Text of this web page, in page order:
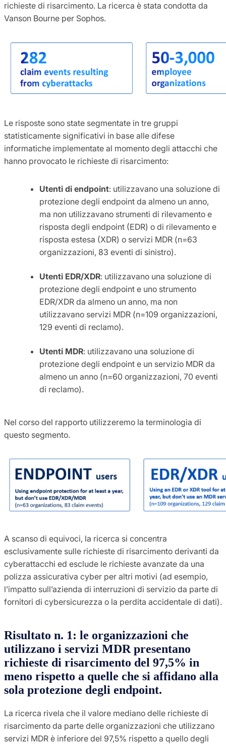
richieste di risarcimento. La ricerca è stata condotta da
Vanson Bourne per Sophos.
Le risposte sono state segmentate in tre gruppi
statisticamente significativi in base alle difese
informatiche implementate al momento degli attacchi che
hanno provocato le richieste di risarcimento:
Utenti di endpoint: utilizzavano una soluzione di
protezione degli endpoint da almeno un anno,
ma non utilizzavano strumenti di rilevamento e
risposta degli endpoint (EDR) o di rilevamento e
risposta estesa (XDR) o servizi MDR (n=63
organizzazioni, 83 eventi di sinistro).
Utenti EDR/XDR: utilizzavano una soluzione di
protezione degli endpoint e uno strumento
EDR/XDR da almeno un anno, ma non
utilizzavano servizi MDR (n=109 organizzazioni,
129 eventi di reclamo).
Utenti MDR: utilizzavano una soluzione di
protezione degli endpoint e un servizio MDR da
almeno un anno (n=60 organizzazioni, 70 eventi
di reclamo).
Nel corso del rapporto utilizzeremo la terminologia di
questo segmento.
A scanso di equivoci, la ricerca si concentra
esclusivamente sulle richieste di risarcimento derivanti da
cyberattacchi ed esclude le richieste avanzate da una
polizza assicurativa cyber per altri motivi (ad esempio,
l’impatto sull’azienda di interruzioni di servizio da parte di
fornitori di cybersicurezza o la perdita accidentale di dati).
Risultato n. 1: le organizzazioni che
utilizzano i servizi MDR presentano
richieste di risarcimento del 97,5% in
meno rispetto a quelle che si affidano alla
sola protezione degli endpoint.
La ricerca rivela che il valore mediano delle richieste di
risarcimento da parte delle organizzazioni che utilizzano
servizi MDR è inferiore del 97,5% rispetto a quello degli